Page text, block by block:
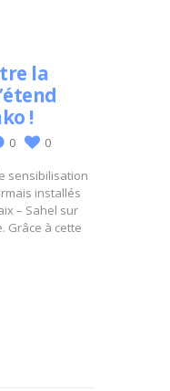
la
!
0 0
sensibilisation
installés
– Sahel sur
Grâce à cette